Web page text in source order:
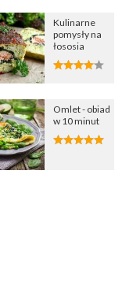
Kulinarne
pomysły na
łososia
Omlet - obiad
w 10 minut